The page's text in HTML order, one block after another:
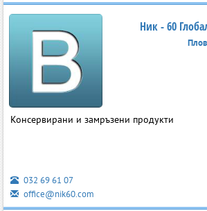
Ник - 60
Консервирани и замръзени продукти
032 69 61 07
office@nik60.com